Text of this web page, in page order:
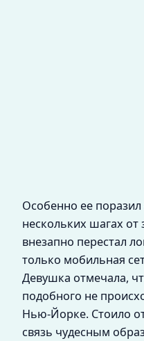
Особенно ее
нескольких шагах от
внезапно перестал
только мобильная
Девушка отмечала,
подобного не
Нью-Йорке. Стоило
связь чудесным